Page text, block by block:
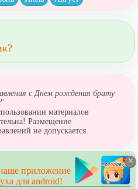
с Днем рождения брату
"
материалов
Размещение
не допускается.
×
приложение
для android!